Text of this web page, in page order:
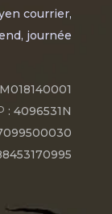
courrier,
journée
: 4096531N